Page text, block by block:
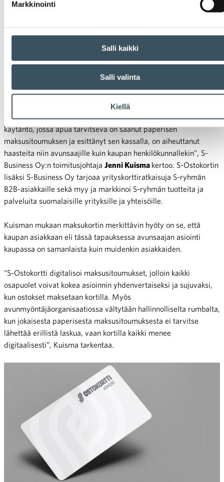
Markkinointi
Salli kaikki
Salli valinta
Kiellä
maksusitoumusten tilalle.
avustusorganisaatioiden ja kaupan henkilökunnan palautteen
”Paperinen maksusitoumus on koettu eriarvoistavaksi ja
työllistäväksi ratkaisuksi kaikille osapuolille. Perinteinen
käytäntö, jossa apua tarvitseva on saanut paperisen
maksusitoumuksen ja esittänyt sen kassalla, on aiheuttanut
haasteita niin avunsaajille kuin kaupan henkilökunnallekin”, S-
Business Oy:n toimitusjohtaja Jenni Kuisma kertoo. S-Ostokortin
lisäksi S-Business Oy tarjoaa yrityskorttiratkaisuja S-ryhmän
B2B-asiakkaille sekä myy ja markkinoi S-ryhmän tuotteita ja
palveluita suomalaisille yrityksille ja yhteisöille.
Kuisman mukaan maksukortin merkittävin hyöty on se, että
kaupan asiakkaan eli tässä tapauksessa avunsaajan asiointi
kaupassa on samanlaista kuin muidenkin asiakkaiden.
”S-Ostokortti digitalisoi maksusitoumukset, jolloin kaikki
osapuolet voivat kokea asioinnin yhdenvertaiseksi ja sujuvaksi,
kun ostokset maksetaan kortilla. Myös
avunmyöntäjäorganisaatiossa vältytään hallinnolliselta rumbalta,
kun jokaisesta paperisesta maksusitoumuksesta ei tarvitse
lähettää erillistä laskua, vaan kortilla kaikki menee
digitaalisesti”, Kuisma tarkentaa.